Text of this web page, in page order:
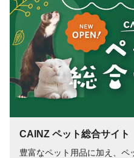
リセリン
剤)、ソ
酸Na(酸化
栄養成分表示
粗たん白
粗灰分
分:20.0%
代謝エネルギー
321kcal/
CAINZ ペット総合サイト
豊富なペット用品に加え、ペ